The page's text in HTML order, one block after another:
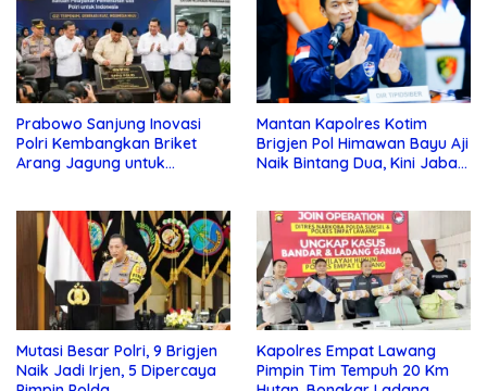
Prabowo Sanjung Inovasi
Polri Kembangkan Briket
Arang Jagung untuk
Mantan Kapolres Kotim
Brigjen Pol Himawan Bayu Aji
Naik Bintang Dua, Kini Jabat
Mutasi Besar Polri, 9 Brigjen
Naik Jadi Irjen, 5 Dipercaya
Kapolres Empat Lawang
Pimpin Tim Tempuh 20 Km